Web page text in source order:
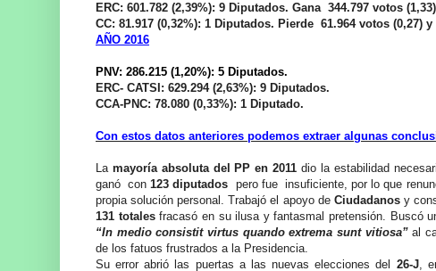
ERC: 601.782 (2,39%): 9 Diputados. Gana 344.797 votos
CC: 81.917 (0,32%): 1 Diputados. Pierde 61.964 votos (0,27)
AÑO 2016
PNV: 286.215 (1,20%): 5 Diputados.
ERC- CATSI: 629.294 (2,63%): 9 Diputados.
CCA-PNC: 78.080 (0,33%): 1 Diputado.
Con estos datos anteriores podemos extraer algunas
La mayoría absoluta del PP en 2011 dio la estabilidad
ganó con123 diputados pero fue insuficiente, por lo que
propia solución personal. Trabajó el apoyo de Ciudadanos y
131 totalesfracasó en su ilusa y fantasmal pretensión. Buscó
“In medio consistit virtus quando extrema sunt vitiosa”al
de los fatuos frustrados a la Presidencia.
Su error abrió las puertas a las nuevas elecciones del 26-J,